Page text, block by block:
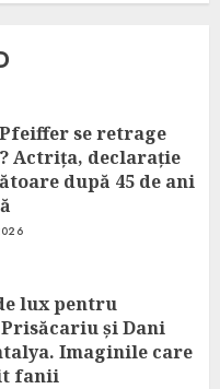
se retrage
Actrița, declarație
după 45 de ani
lux pentru
și Dani
Imaginile care
fanii